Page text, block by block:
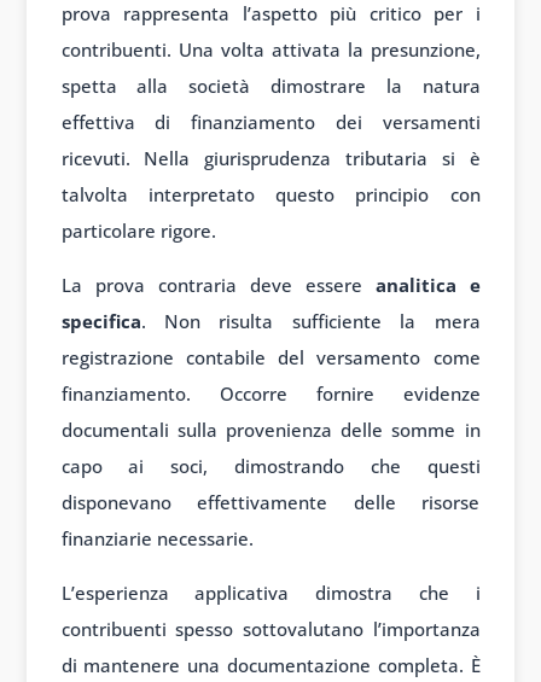
prova rappresenta l’aspetto più critico per i
contribuenti. Una volta attivata la presunzione,
spetta alla società dimostrare la natura
effettiva di finanziamento dei versamenti
ricevuti. Nella giurisprudenza tributaria si è
talvolta interpretato questo principio con
particolare rigore.
La prova contraria deve essere analitica e
specifica. Non risulta sufficiente la mera
registrazione contabile del versamento come
finanziamento. Occorre fornire evidenze
documentali sulla provenienza delle somme in
capo ai soci, dimostrando che questi
disponevano effettivamente delle risorse
finanziarie necessarie.
L’esperienza applicativa dimostra che i
contribuenti spesso sottovalutano l’importanza
di mantenere una documentazione completa. È